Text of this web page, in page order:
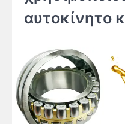
αυτοκίνητο